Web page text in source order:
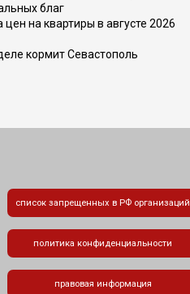
благ
на квартиры в августе 2026
кормит Севастополь
список запрещенных в РФ организаций
политика конфиденциальности
правовая информация